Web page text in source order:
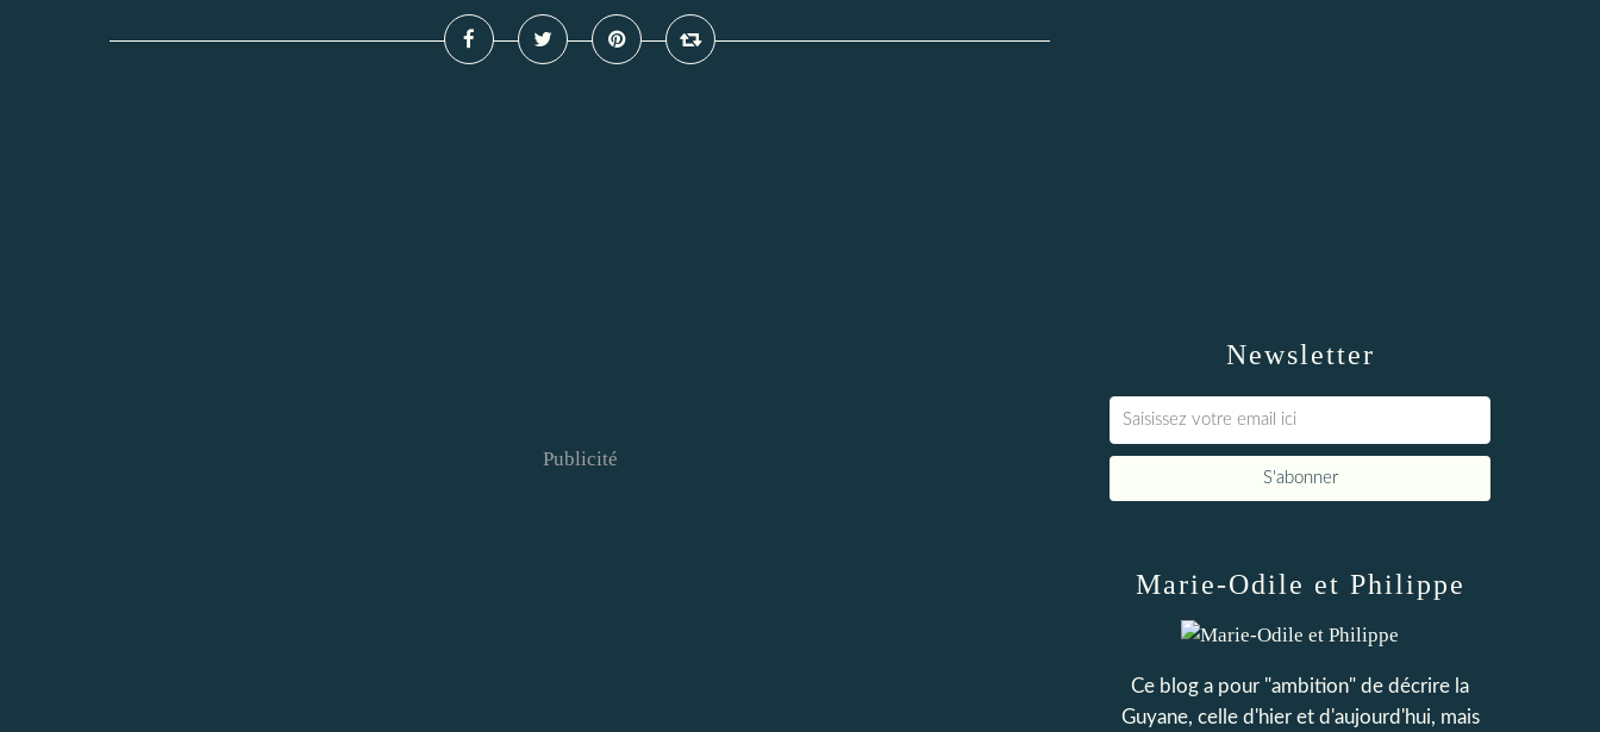
Publicité
Newsletter
Marie-Odile et Philippe
Ce blog a pour "ambition" de décrire la
Guyane, celle d'hier et d'aujourd'hui, mais